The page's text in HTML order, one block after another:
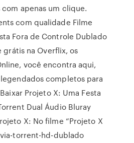
apenas um clique.
com qualidade Filme
Fora de Controle Dublado
grátis na Overflix, os
você encontra aqui,
completos para
Projeto X: Uma Festa
Dual Áudio Bluray
X: No filme “Projeto X
torrent-hd-dublado